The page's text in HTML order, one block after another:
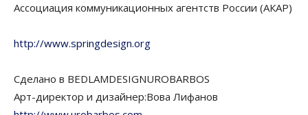
Ассоциация коммуникационных агентств России (АКАР)
http://www.springdesign.org
Сделано в BEDLAMDESIGNUROBARBOS
Арт-директор и дизайнер:Вова Лифанов